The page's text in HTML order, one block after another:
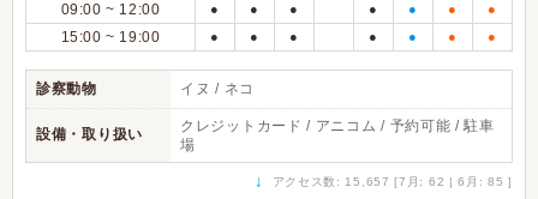
09:00 ~ 12:00
● ● ● ● ● ● ●
15:00 ~ 19:00 ● ● ● ● ● ● ●
診察動物 イヌ / ネコ
設備・取り扱い
クレジットカード / アニコム / 予約可能 / 駐車
場
↓ アクセス数: 15,657 [7月: 62 | 6月: 85 ]